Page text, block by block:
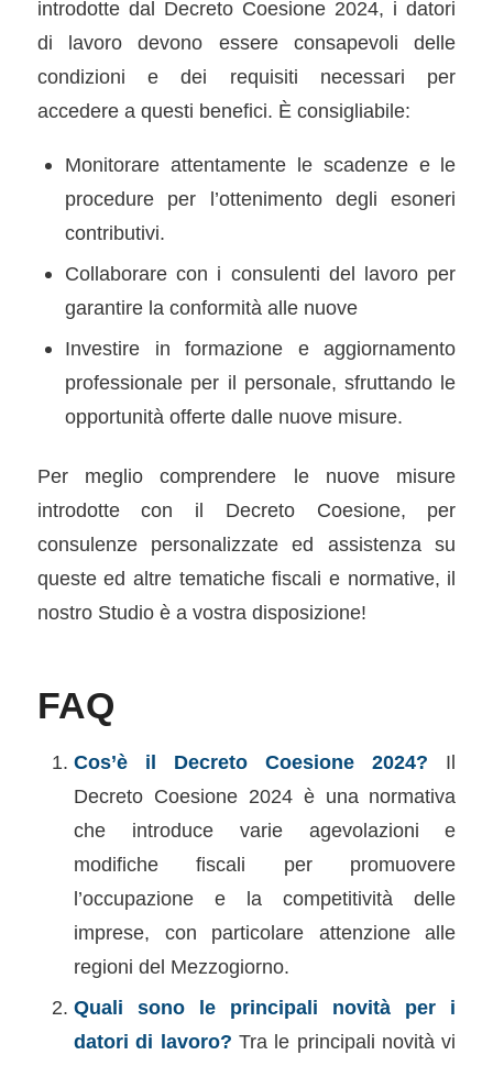
introdotte dal Decreto Coesione 2024, i datori
di lavoro devono essere consapevoli delle
condizioni e dei requisiti necessari per
accedere a questi beneﬁci. È consigliabile:
Monitorare attentamente le scadenze e le
procedure per l’ottenimento degli esoneri
contributivi.
Collaborare con i consulenti del lavoro per
garantire la conformità alle nuove
Investire in formazione e aggiornamento
professionale per il personale, sfruttando le
opportunità offerte dalle nuove misure.
Per meglio comprendere le nuove misure
introdotte con il Decreto Coesione, per
consulenze personalizzate ed assistenza su
queste ed altre tematiche ﬁscali e normative, il
nostro Studio è a vostra disposizione!
FAQ
Cos’è il Decreto Coesione 2024? Il
Decreto Coesione 2024 è una normativa
che introduce varie agevolazioni e
modiﬁche ﬁscali per promuovere
l’occupazione e la competitività delle
imprese, con particolare attenzione alle
regioni del Mezzogiorno.
Quali sono le principali novità per i
datori di lavoro?Tra le principali novità vi